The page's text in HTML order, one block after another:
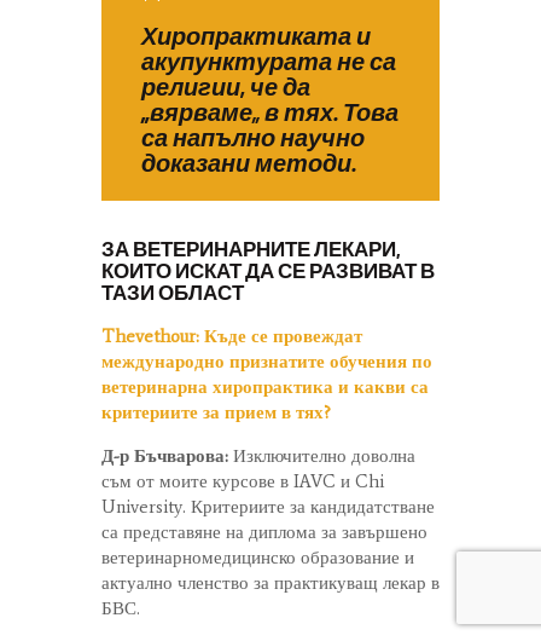
Хиропрактиката и
акупунктурата не са
религии, че да
„вярваме„в тях. Това
са напълно научно
доказани методи.
ЗА ВЕТЕРИНАРНИТЕ ЛЕКАРИ,
КОИТО ИСКАТ ДА СЕ РАЗВИВАТ В
ТАЗИ ОБЛАСТ
Thevethour: Къде се провеждат
международно признатите обучения по
ветеринарна хиропрактика и какви са
критериите за прием в тях?
Д-р Бъчварова: Изключително доволна
съм от моите курсове в IAVC и Chi
University. Критериите за кандидатстване
са представяне на диплома за завършено
ветеринарномедицинско образование и
актуално членство за практикуващ лекар в
БВС.